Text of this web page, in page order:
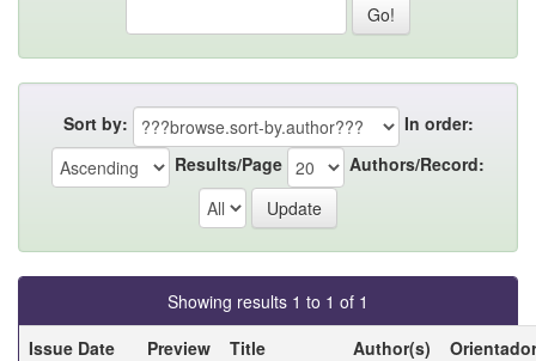
Sort by:
In order:
Results/Page
Authors/Record:
Showing results 1 to 1 of 1
Issue Date
Preview Title Author(s)
Orientador